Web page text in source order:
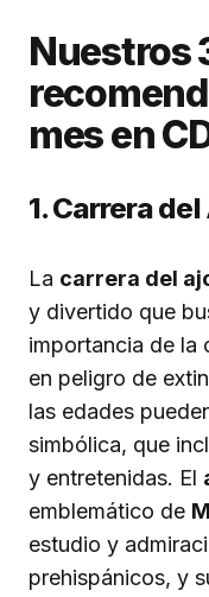
Nuestros
mes en
1. Carrera
La carrera del
y divertido que
importancia de la
en peligro de
las edades
simbólica, que
y entretenidas. El
emblemático de
estudio y
prehispánicos, y